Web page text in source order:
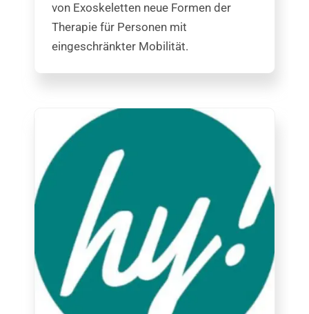
von Exoskeletten neue Formen der
Therapie für Personen mit
eingeschränkter Mobilität.